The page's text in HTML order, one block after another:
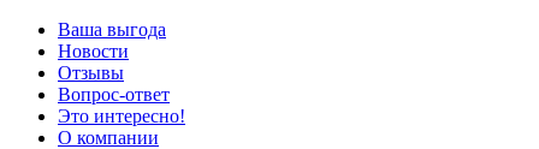
Ваша выгода
Новости
Отзывы
Вопрос-ответ
Это интересно!
О компании